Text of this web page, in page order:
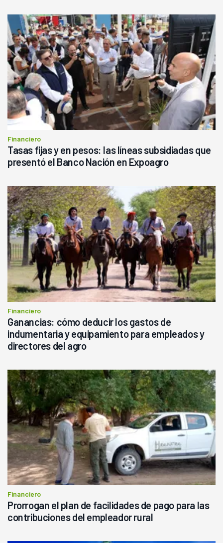
Financiero
Tasas fijas y en pesos: las líneas subsidiadas que
presentó el Banco Nación en Expoagro
Financiero
Ganancias: cómo deducir los gastos de
indumentaria y equipamiento para empleados y
directores del agro
Financiero
Prorrogan el plan de facilidades de pago para las
contribuciones del empleador rural